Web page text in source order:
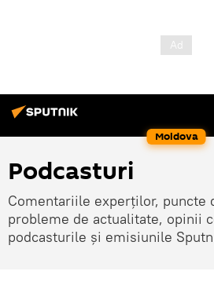
Moldova
Podcasturi
Comentariile experților, puncte
probleme de actualitate, opinii
podcasturile și emisiunile